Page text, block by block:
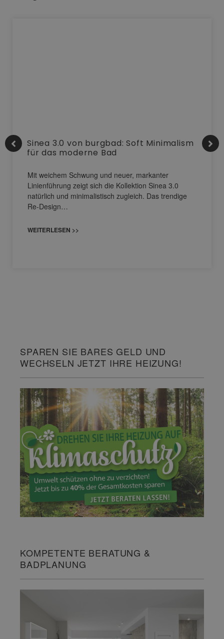
Sinea 3.0 von burgbad: Soft Minimalism
für das moderne Bad
Mit weichem Schwung und neuer, markanter
Linienführung zeigt sich die Kollektion Sinea 3.0
natürlich und minimalistisch zugleich. Das trendige
Re-Design…
WEITERLESEN >>
SPAREN SIE BARES GELD UND
WECHSELN JETZT IHRE HEIZUNG!
KOMPETENTE BERATUNG &
BADPLANUNG